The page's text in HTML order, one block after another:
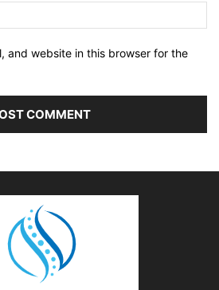
and website in this browser for the